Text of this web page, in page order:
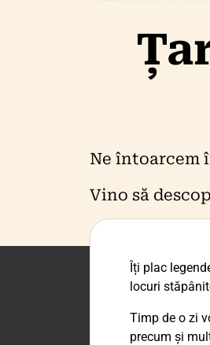
Ne întoarcem
Vino să
Îți plac
locuri
Timp de o zi
precum și